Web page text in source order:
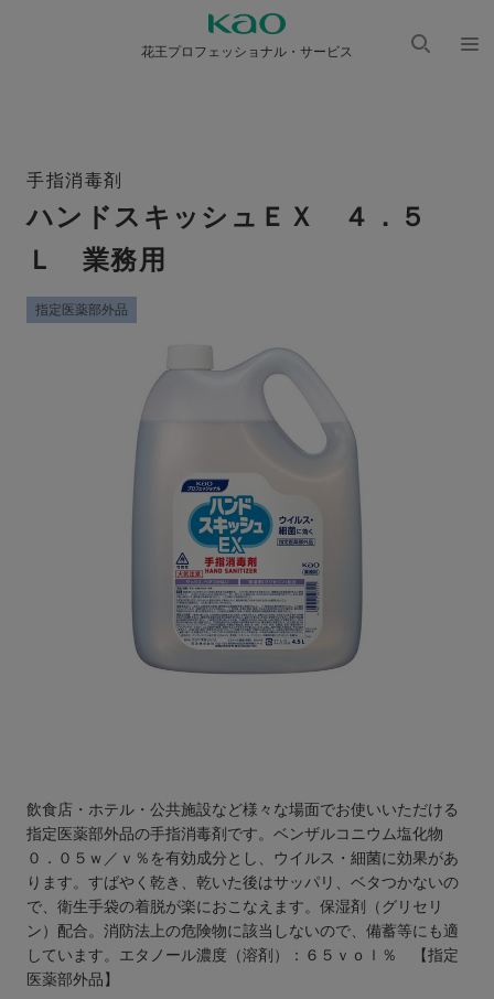
花王プロフェッショナル・サービス
手指消毒剤
ハンドスキッシュＥＸ ４．５
Ｌ 業務用
指定医薬部外品
飲食店・ホテル・公共施設など様々な場面でお使いいただける
指定医薬部外品の手指消毒剤です。ベンザルコニウム塩化物
０．０５ｗ／ｖ％を有効成分とし、ウイルス・細菌に効果があ
ります。すばやく乾き、乾いた後はサッパリ、ベタつかないの
で、衛生手袋の着脱が楽におこなえます。保湿剤（グリセリ
ン）配合。消防法上の危険物に該当しないので、備蓄等にも適
しています。エタノール濃度（溶剤）：６５ｖｏｌ％ 【指定
医薬部外品】